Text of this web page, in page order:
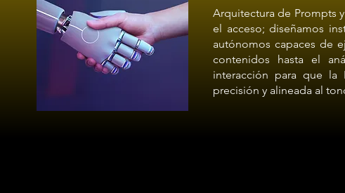
Arquitectura de Prompts
el acceso; diseñamos
autónomos capaces de
contenidos hasta el
interacción para que
precisión y alineada al